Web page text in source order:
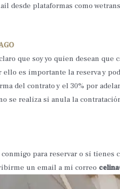
desde plataformas como
que soy yo quien desean
ello es importante la reserva y
del contrato y el 30% por
se realiza si anula la
para reservar o si tienes
un email a mi correo